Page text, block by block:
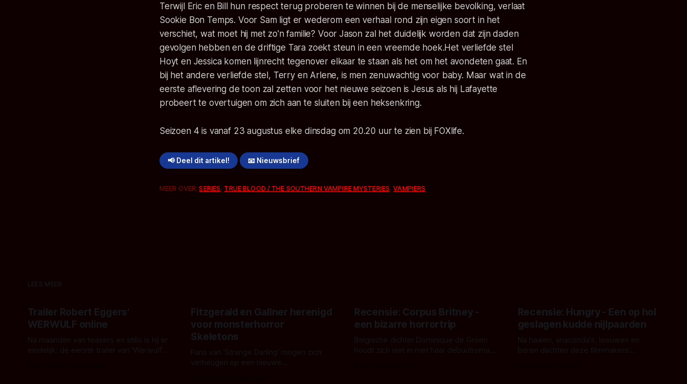
Terwijl Eric en Bill hun respect terug proberen te winnen bij de menselijke bevolking, verlaat
Sookie Bon Temps. Voor Sam ligt er wederom een verhaal rond zijn eigen soort in het
verschiet, wat moet hij met zo'n familie? Voor Jason zal het duidelijk worden dat zijn daden
gevolgen hebben en de driftige Tara zoekt steun in een vreemde hoek.Het verliefde stel
Hoyt en Jessica komen lijnrecht tegenover elkaar te staan als het om het avondeten gaat. En
bij het andere verliefde stel, Terry en Arlene, is men zenuwachtig voor baby. Maar wat in de
eerste aflevering de toon zal zetten voor het nieuwe seizoen is Jesus als hij Lafayette
probeert te overtuigen om zich aan te sluiten bij een heksenkring.
Seizoen 4 is vanaf 23 augustus elke dinsdag om 20.20 uur te zien bij FOXlife.
📢 Deel dit artikel! 📧 Nieuwsbrief
MEER OVER:SERIES, TRUE BLOOD / THE SOUTHERN VAMPIRE MYSTERIES,VAMPIERS
LEES MEER
Trailer Robert Eggers'
WERWULF online
Na maanden van teasers en stills is hij er
eindelijk: de eerste trailer van 'Werwulf'.
Fitzgerald en Gallner herenigd
voor monsterhorror
Skeletons
Fans van 'Strange Darling' mogen zich
verheugen op een nieuwe
Recensie: Corpus Britney -
een bizarre horrortrip
Belgische dichter Dominique de Groen
houdt zich niet in met haar debuutroman.
Recensie: Hungry - Een op hol
geslagen kudde nijlpaarden
Na haaien, anaconda's, leeuwen en
beren dachten deze filmmakers: